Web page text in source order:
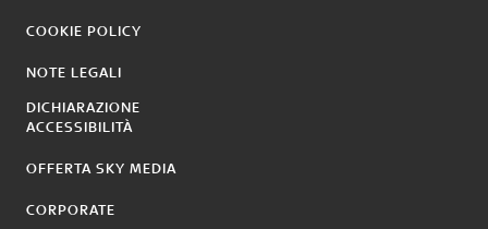
COOKIE POLICY
NOTE LEGALI
DICHIARAZIONE
ACCESSIBILITÀ
OFFERTA SKY MEDIA
CORPORATE